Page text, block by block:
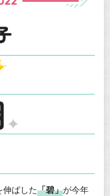
伸ばした「碧」が今年